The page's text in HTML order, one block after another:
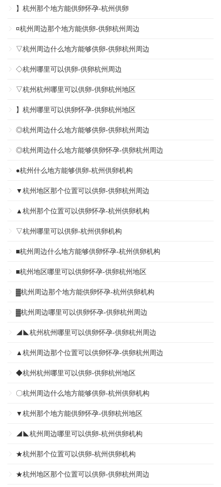
】杭州那个地方能供卵怀孕-杭州供卵
¤杭州周边那个地方能供卵-供卵杭州周边
▽杭州周边什么地方能够供卵-供卵杭州周边
◇杭州哪里可以供卵-供卵杭州周边
▽杭州杭州哪里可以供卵-供卵杭州地区
】杭州哪里可以供卵怀孕-供卵杭州地区
◎杭州周边什么地方能够供卵-供卵杭州周边
◎杭州周边什么地方能够供卵怀孕-供卵杭州周边
●杭州什么地方能够供卵-杭州供卵机构
▼杭州地区那个位置可以供卵-供卵杭州周边
▲杭州那个位置可以供卵怀孕-杭州供卵机构
▽杭州哪里可以供卵-杭州供卵机构
■杭州周边什么地方能够供卵怀孕-杭州供卵机构
■杭州地区哪里可以供卵怀孕-供卵杭州地区
▓杭州周边那个地方能供卵怀孕-杭州供卵机构
▓杭州周边哪里可以供卵怀孕-供卵杭州周边
◢◣杭州杭州哪里可以供卵怀孕-供卵杭州周边
▲杭州周边那个位置可以供卵怀孕-供卵杭州周边
◆杭州杭州哪里可以供卵-供卵杭州地区
〇杭州周边什么地方能够供卵-杭州供卵机构
▼杭州那个地方能供卵怀孕-供卵杭州地区
◢◣杭州周边哪里可以供卵-杭州供卵机构
★杭州那个位置可以供卵-杭州供卵机构
★杭州地区那个位置可以供卵-供卵杭州周边